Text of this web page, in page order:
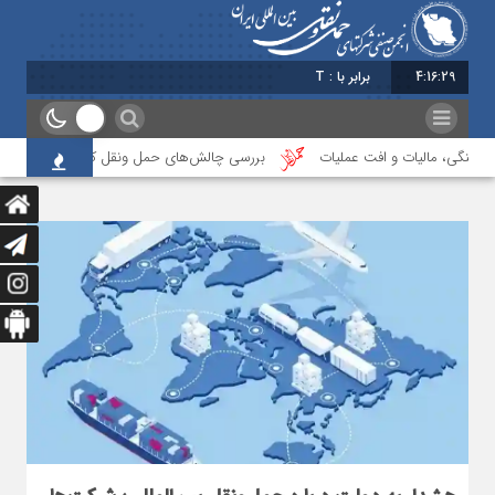
4:16:30 برابر با : Thursday - 6 August - 2026
و افت عملیات بررسی چالش‌های حمل ونقل کالا حوزه‌های ریلی، دریایی